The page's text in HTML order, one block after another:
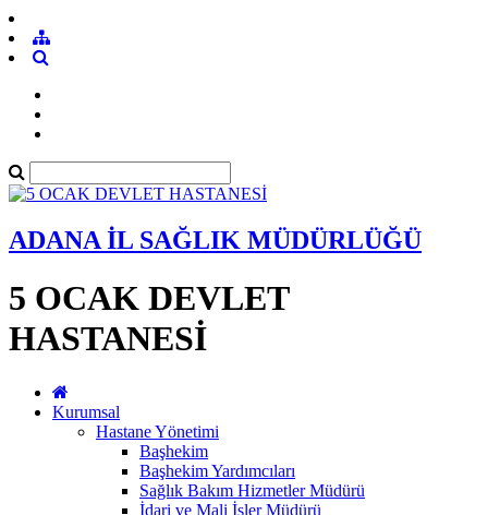
ADANA İL SAĞLIK MÜDÜRLÜĞÜ
5 OCAK DEVLET
HASTANESİ
Kurumsal
Hastane Yönetimi
Başhekim
Başhekim Yardımcıları
Sağlık Bakım Hizmetler Müdürü
İdari ve Mali İşler Müdürü